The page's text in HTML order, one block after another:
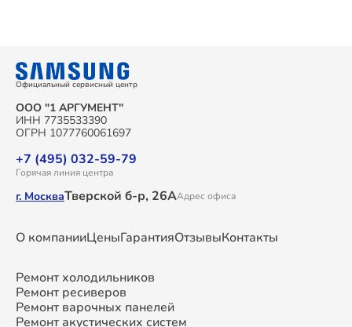
Официальный сервисный центр
ООО "1 АРГУМЕНТ"
ИНН 7735533390
ОГРН 1077760061697
+7 (495) 032-59-79
Горячая линия центра
г. МоскваТверской б-р, 26ААдрес офиса
О компанииЦеныГарантияОтзывыКонтакты
Ремонт холодильников
Ремонт ресиверов
Ремонт варочных панелей
Ремонт акустических систем